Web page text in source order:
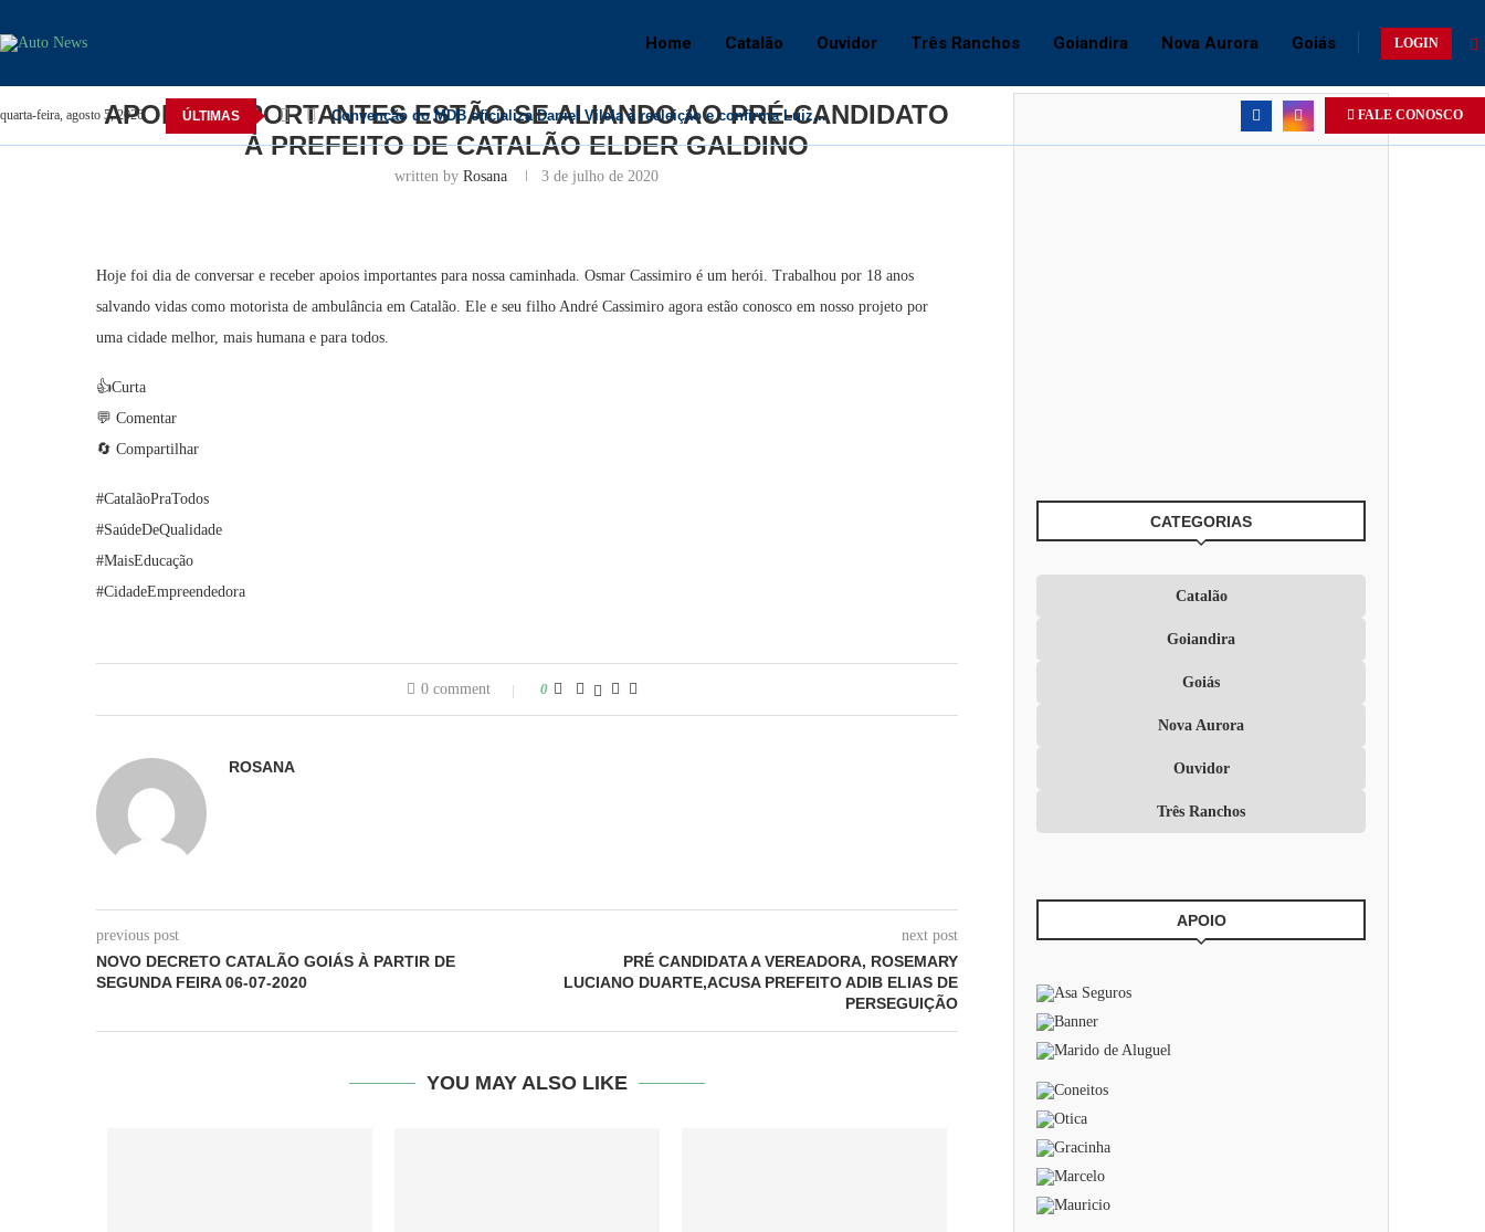
Home Catalão Ouvidor Três Ranchos Goiandira Nova Aurora Goiás LOGIN
quarta-feira, agosto 5, 2026 ÚLTIMAS Convenção do MDB oficializa Daniel Vilela à reeleição e confirma Luiz... FALE CONOSCO
APOIOS IMPORTANTES ESTÃO SE ALIANDO AO PRÉ-CANDIDATO À PREFEITO DE CATALÃO ELDER GALDINO
APOIOS IMPORTANTES ESTÃO SE ALIANDO AO PRÉ-CANDIDATO
À PREFEITO DE CATALÃO ELDER GALDINO
written byRosana 3 de julho de 2020
Hoje foi dia de conversar e receber apoios importantes para nossa caminhada. Osmar Cassimiro é um herói. Trabalhou por 18 anos
salvando vidas como motorista de ambulância em Catalão. Ele e seu filho André Cassimiro agora estão conosco em nosso projeto por
uma cidade melhor, mais humana e para todos.
👍Curta
💬 Comentar
🔄 Compartilhar
#CatalãoPraTodos
#SaúdeDeQualidade
#MaisEducação
#CidadeEmpreendedora
0 comment 0
ROSANA
previous post
NOVO DECRETO CATALÃO GOIÁS À PARTIR DE
SEGUNDA FEIRA 06-07-2020
next post
PRÉ CANDIDATA A VEREADORA, ROSEMARY
LUCIANO DUARTE,ACUSA PREFEITO ADIB ELIAS DE
PERSEGUIÇÃO
YOU MAY ALSO LIKE
CATEGORIAS
Catalão
Goiandira
Goiás
Nova Aurora
Ouvidor
Três Ranchos
APOIO